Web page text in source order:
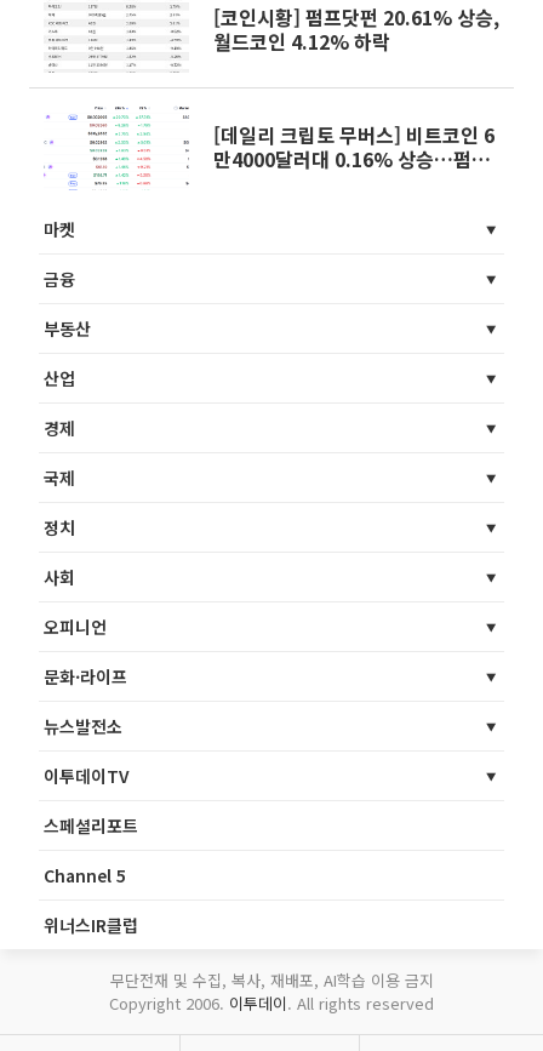
[코인시황] 펌프닷펀 20.61% 상승,
월드코인 4.12% 하락
[데일리 크립토 무버스] 비트코인 6
만4000달러대 0.16% 상승…펌프
마켓
금융
부동산
산업
경제
국제
정치
사회
오피니언
문화·라이프
뉴스발전소
이투데이TV
스페셜리포트
Channel 5
위너스IR클럽
무단전재 및 수집, 복사, 재배포, AI학습 이용 금지
Copyright 2006. 이투데이. All rights reserved